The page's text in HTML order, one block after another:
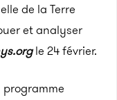
de la Terre
et analyser
le 24 février.